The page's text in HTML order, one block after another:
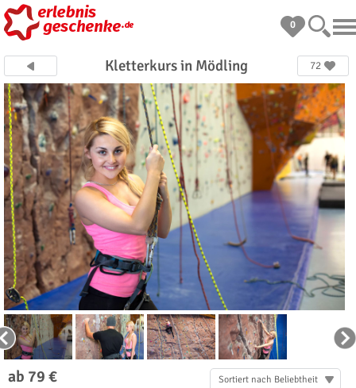
0
Kletterkurs in Mödling 72
ab 79 € Sortiert nach Beliebtheit